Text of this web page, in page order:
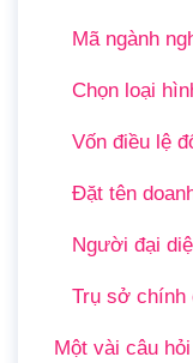
Mã ngành
Chọn loại
Vốn điều lệ
Đặt tên
Người đại
Trụ sở chính
Một vài câu